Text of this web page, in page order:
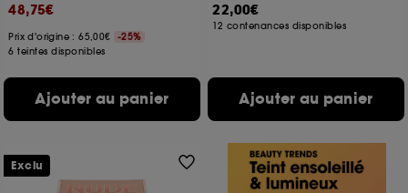
48,75€
Prix d'origine : 65,00€
-25%
6 teintes disponibles
Ajouter au panier
22,00€
12 contenances disponibles
Ajouter au panier
Exclu